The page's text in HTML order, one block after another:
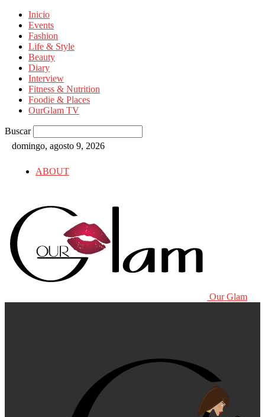
Inicio
Events
Fashion
Life & Style
Beauty
Diary
Interview
Fitness & Nutrition
Foodie & Places
OurGlam TV
Buscar
domingo, agosto 9, 2026
ABOUT
Our Glam